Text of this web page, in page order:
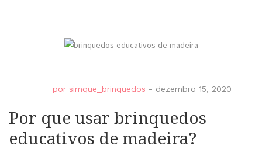
por simque_brinquedos - dezembro 15, 2020
Por que usar brinquedos
educativos de madeira?